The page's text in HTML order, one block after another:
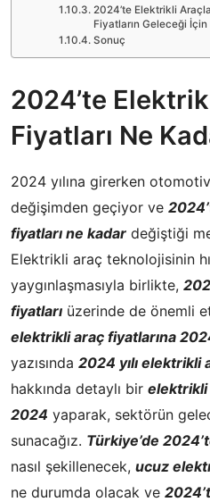
2024’te Elektrikli
Fiyatların Geleceği
Sonuç
2024’te
Fiyatları Ne
2024 yılına girerken
değişimden geçiyor ve
fiyatları ne kadar değiştiği
Elektrikli araç teknolojisinin
yaygınlaşmasıyla birlikte,
fiyatları üzerinde de önemli
elektrikli araç fiyatlarına
yazısında 2024 yılı elektrikli
hakkında detaylı bir elektrikli
2024 yaparak, sektörün
sunacağız. Türkiye’de
nasıl şekillenecek, ucuz
ne durumda olacak ve